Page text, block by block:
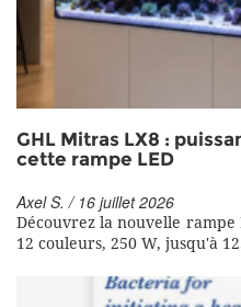
GHL Mitras LX8 :
cette rampe LED
Axel S. / 16 juillet 2026
Découvrez la nouvelle rampe
12 couleurs, 250 W, jusqu'à